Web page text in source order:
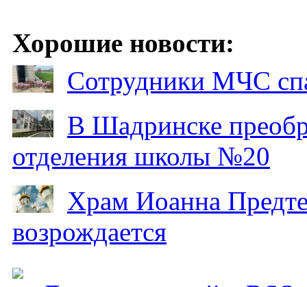
Хорошие новости:
Сотрудники МЧС
В Шадринске
отделения школы №20
Храм Иоанна
возрождается